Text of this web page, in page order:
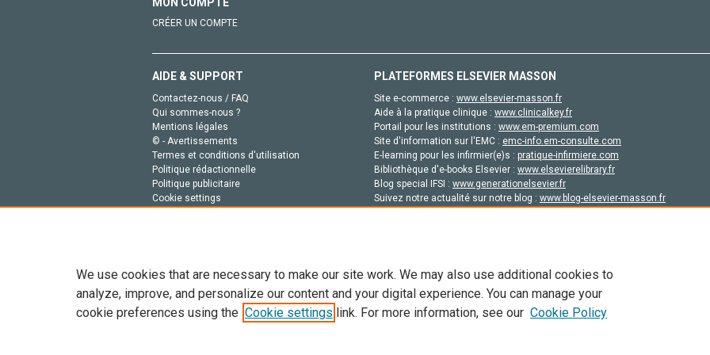
CRÉER UN COMPTE
AIDE & SUPPORT
Contactez-nous / FAQ
Qui sommes-nous ?
Mentions légales
© - Avertissements
Termes et conditions d'utilisation
Politique rédactionnelle
Politique publicitaire
Cookie settings
PLATEFORMES ELSEVIER MASSON
Site e-commerce : www.elsevier-masson.fr
Aide à la pratique clinique : www.clinicalkey.fr
Portail pour les institutions : www.em-premium.com
Site d'information sur l'EMC : emc-info.em-consulte.com
E-learning pour les infirmier(e)s : pratique-infirmiere.com
Bibliothèque d'e-books Elsevier : www.elsevierelibrary.fr
Blog special IFSI : www.generationelsevier.fr
Suivez notre actualité sur notre blog : www.blog-elsevier-masson.fr
Tout le contenu de ce site: Copyright © 2026 Elsevier, ses concédants de licence et ses contributeurs. Tout les droits sont réservés,
de données, a la formation en IA et aux technologies similaires. Pour tout contenu en libre accès, les conditions de licence
We use cookies that are necessary to make our site work. We may also use additional cookies to
analyze, improve, and personalize our content and your digital experience. You can manage your
cookie preferences using the Cookie settings link. For more information, see our Cookie Policy